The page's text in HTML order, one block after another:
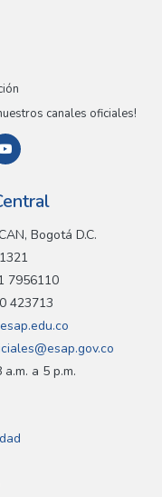
canales oficiales!
Bogotá D.C.
7956110
423713
a 5 p.m.